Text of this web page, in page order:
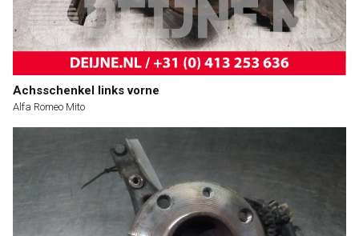
Achsschenkel links vorne
Alfa Romeo Mito